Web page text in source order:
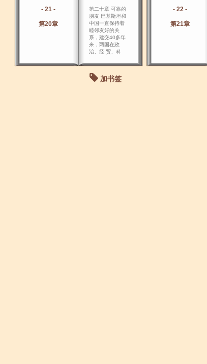
- 21 -
第20章
第二十章 可靠的
朋友 巴基斯坦和
中国一直保持着
睦邻友好的关
系，建交40多年
来，两国在政
治、经 贸、科
的友好合作关系
不断深化和发
展，取得了丰硕
加书签
- 22 -
第21章